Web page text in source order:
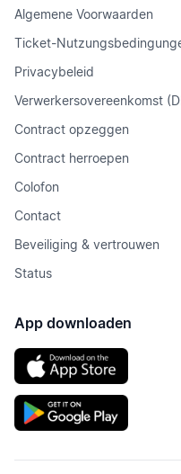
Algemene Voorwaarden
Ticket-
Privacybeleid
Verwerkersovereenkomst
Contract opzeggen
Contract herroepen
Colofon
Contact
Beveiliging & vertrouwen
Status
App downloaden